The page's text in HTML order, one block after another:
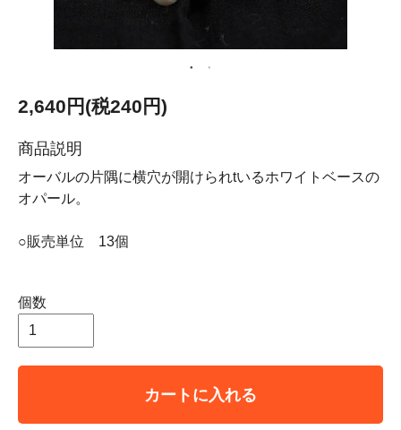
2,640円(税240円)
商品説明
オーバルの片隅に横穴が開けられtいるホワイトベースの
オパール。
○販売単位 13個
個数
カートに入れる